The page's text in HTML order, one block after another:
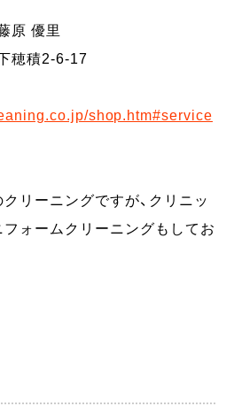
原 優里
穂積2-6-17
shop.htm#service
リーニングですが、クリニッ
ォームクリーニングもしてお